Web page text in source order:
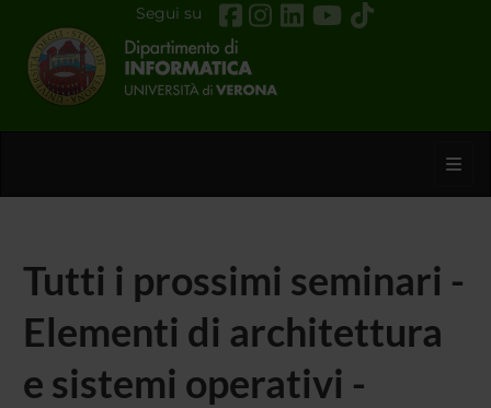
Segui su
Tutti i prossimi seminari -
Elementi di architettura
e sistemi operativi -